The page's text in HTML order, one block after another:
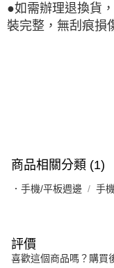
●如需辦理退換貨
裝完整，無刮痕損
商品相關分類 (1)
．手機/平板週邊 手
評價
喜歡這個商品嗎？購買